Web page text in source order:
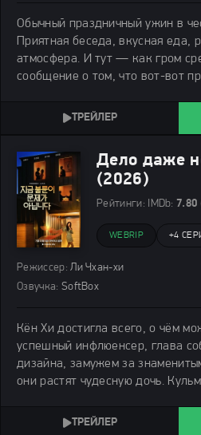
Обычный праздничный ужин в
Приятная беседа, вкусная еда,
атмосфера. И тут — как гром
сообщение о том, что вот-вот
вертолёт, но он может взять на
Дело даже
(2026)
Рейтинги: IMDb: 7.80
WEBRIP +4
Режиссер: Ли Чхан-хи
Озвучка: SoftBox
Кён Хи достигла всего, о чём
успешный инфлюенсер, глава
дизайна, замужем за
они растят чудесную дочь.
который они выбирали вместе.